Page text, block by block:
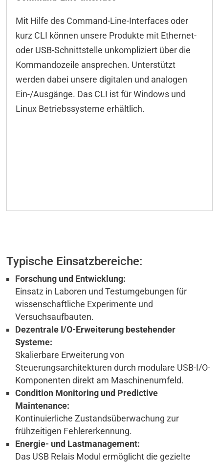
Mit Hilfe des Command-Line-Interfaces oder
kurz CLI können unsere Produkte mit Ethernet-
oder USB-Schnittstelle unkompliziert über die
Kommandozeile ansprechen. Unterstützt
werden dabei unsere digitalen und analogen
Ein-/Ausgänge. Das CLI ist für Windows und
Linux Betriebssysteme erhältlich.
Typische Einsatzbereiche:
Forschung und Entwicklung:
Einsatz in Laboren und Testumgebungen für
wissenschaftliche Experimente und
Versuchsaufbauten.
Dezentrale I/O-Erweiterung bestehender
Systeme:
Skalierbare Erweiterung von
Steuerungsarchitekturen durch modulare USB-I/O-
Komponenten direkt am Maschinenumfeld.
Condition Monitoring und Predictive
Maintenance:
Kontinuierliche Zustandsüberwachung zur
frühzeitigen Fehlererkennung.
Energie- und Lastmanagement:
Das USB Relais Modul ermöglicht die gezielte